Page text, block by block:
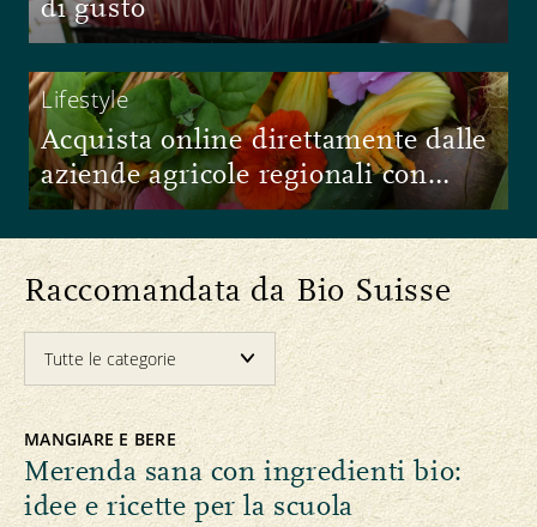
di gusto
Lifestyle
Acquista online direttamente dalle
aziende agricole regionali con
Biomondo
Raccomandata da Bio Suisse
MANGIARE E BERE
Merenda sana con ingredienti bio:
idee e ricette per la scuola